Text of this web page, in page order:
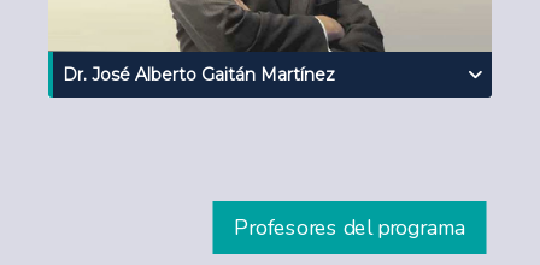
Dr. José Alberto Gaitán Martínez
Profesores del programa